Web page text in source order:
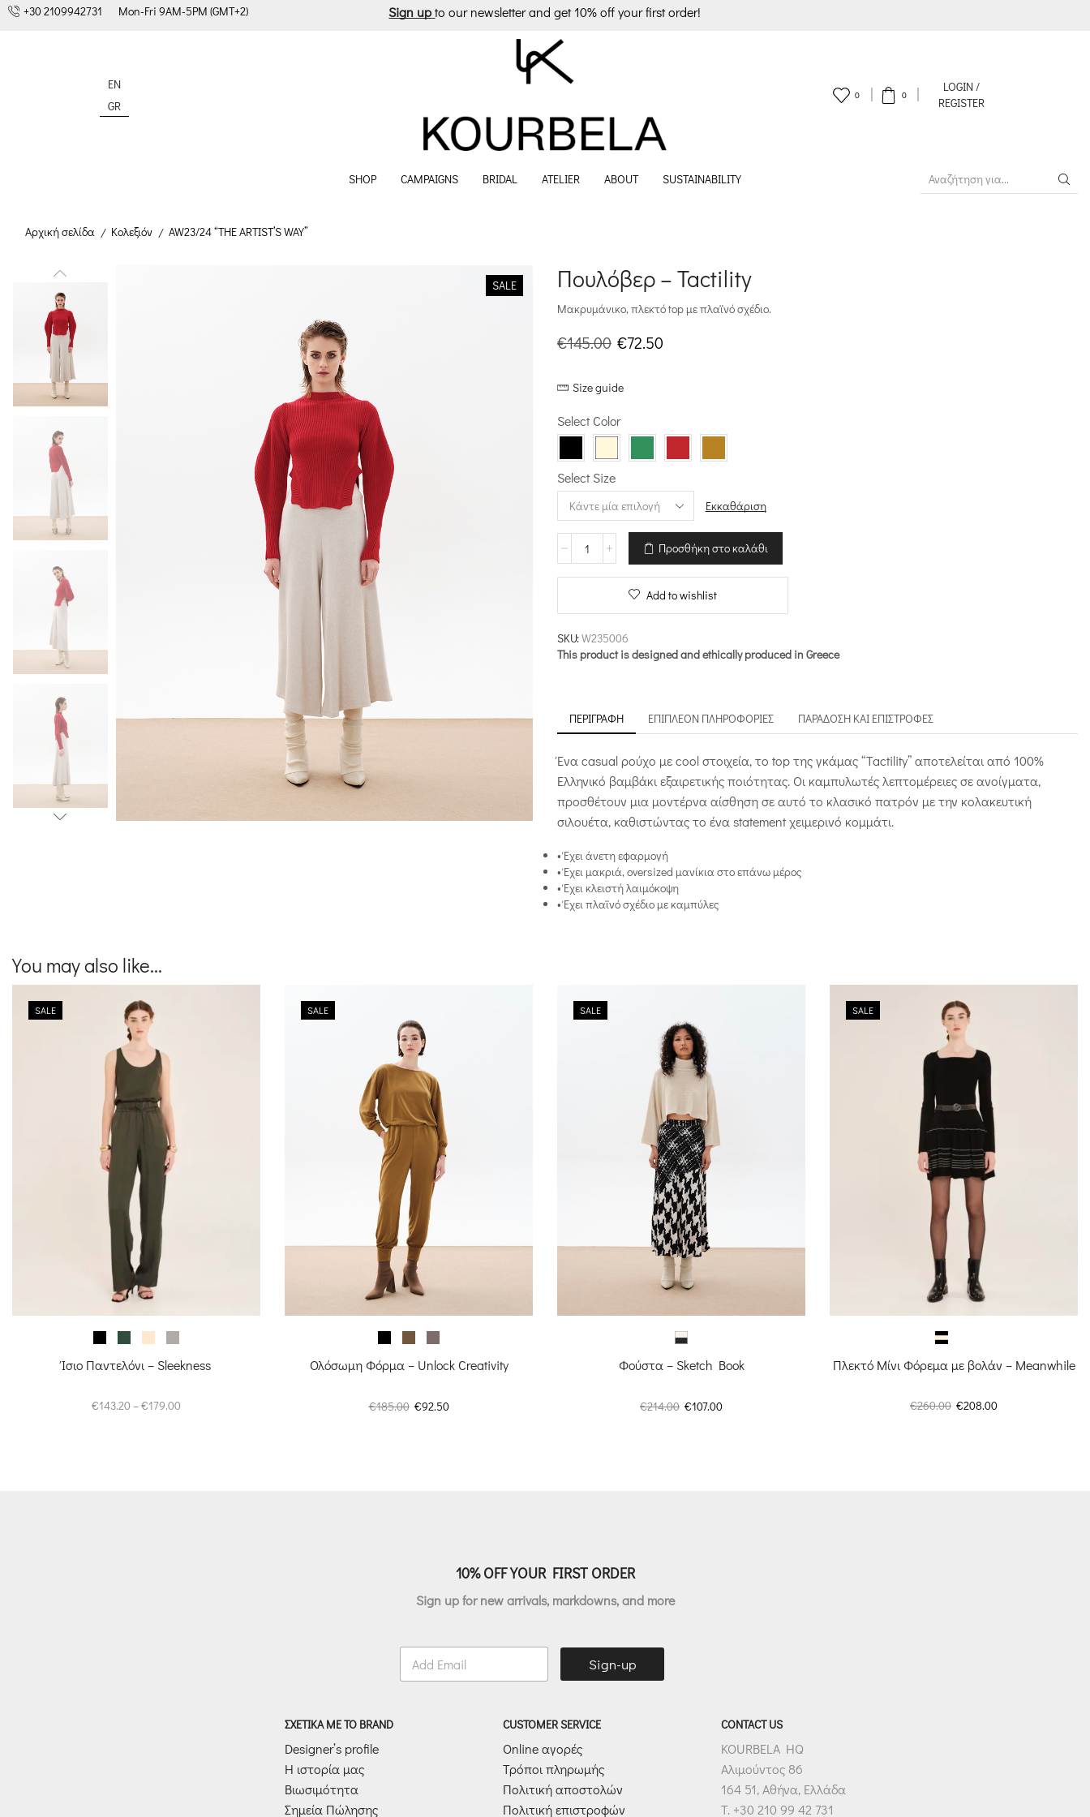
+30 2109942731 Mon-Fri 9AM-5PM (GMT+2) Sign up to our newsletter and get 10% off your first order!
EN
GR
0 0
LOGIN /
REGISTER
SHOP CAMPAIGNS BRIDAL ATELIER ABOUT SUSTAINABILITY
SEARCH
Αρχική σελίδα / Κολεξιόν / AW23/24 “THE ARTIST’S WAY”
SALE Πουλόβερ – Tactility
Μακρυμάνικο, πλεκτό top με πλαϊνό σχέδιο.
€145.00 Original
was:
€145.00.
€72.50
€72.50.
Size guide
Select Color
Select Size
Εκκαθάριση
Προσθήκη στο καλάθι
Add to wishlist
SKU:W235006
This product is designed and ethically produced in Greece
ΠΕΡΙΓΡΑΦΉ ΕΠΙΠΛΈΟΝ ΠΛΗΡΟΦΟΡΊΕΣ ΠΑΡΆΔΟΣΗ ΚΑΙ ΕΠΙΣΤΡΟΦΈΣ
Ένα casual ρούχο με cool στοιχεία, το top της γκάμας “Tactility” αποτελείται από 100%
Ελληνικό βαμβάκι εξαιρετικής ποιότητας. Οι καμπυλωτές λεπτομέρειες σε ανοίγματα,
προσθέτουν μια μοντέρνα αίσθηση σε αυτό το κλασικό πατρόν με την κολακευτική
σιλουέτα, καθιστώντας το ένα statement χειμερινό κομμάτι.
• Έχει άνετη εφαρμογή
• Έχει μακριά, oversized μανίκια στο επάνω μέρος
• Έχει κλειστή λαιμόκοψη
• Έχει πλαϊνό σχέδιο με καμπύλες
You may also like...
SALE
Ίσιο Παντελόνι – Sleekness
€143.20 –€179.00
SALE
Ολόσωμη Φόρμα – Unlock Creativity
€185.00 Original
€92.50Η
SALE
Φούστα – Sketch Book
€214.00 Original
€107.00Η
SALE
Πλεκτό Μίνι Φόρεμα με βολάν – Meanwhile
€260.00 Original
€208.00Η
10% OFF YOUR FIRST ORDER
Sign up for new arrivals, markdowns, and more
E
a
Sign-up
ΣΧΕΤΙΚΑ ΜΕ ΤΟ BRAND
Designer’s profile
Η ιστορία μας
Βιωσιμότητα
Σημεία Πώλησης
CUSTOMER SERVICE
Online αγορές
Τρόποι πληρωμής
Πολιτική αποστολών
Πολιτική επιστροφών
CONTACT US
KOURBELA HQ
Αλιμούντος 86
164 51, Αθήνα, Ελλάδα
T. +30 210 99 42 731